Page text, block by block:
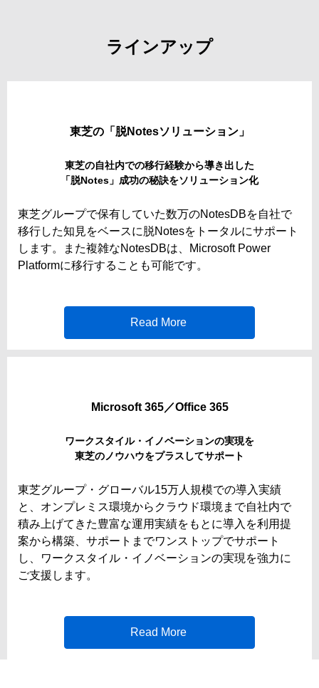
ラインアップ
東芝の「脱Notesソリューション」
東芝の自社内での移行経験から導き出した
「脱Notes」成功の秘訣をソリューション化
東芝グループで保有していた数万のNotesDBを自社で
移行した知見をベースに脱Notesをトータルにサポート
します。また複雑なNotesDBは、Microsoft Power
Platformに移行することも可能です。
Read More
Microsoft 365／Office 365
ワークスタイル・イノベーションの実現を
東芝のノウハウをプラスしてサポート
東芝グループ・グローバル15万人規模での導入実績
と、オンプレミス環境からクラウド環境まで自社内で
積み上げてきた豊富な運用実績をもとに導入を利用提
案から構築、サポートまでワンストップでサポート
し、ワークスタイル・イノベーションの実現を強力に
ご支援します。
Read More